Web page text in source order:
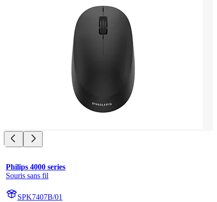
Philips 4000 series
Souris sans fil
SPK7407B/01